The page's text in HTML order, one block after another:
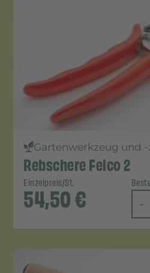
Gartenwerkzeug und
Rebschere Felco 2
Einzelpreis/St.
54,50€ -